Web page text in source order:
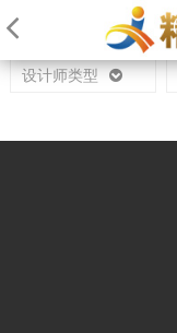
当前位置： 首页 设计师
设计师类型